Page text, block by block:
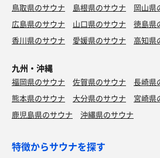
鳥取県のサウナ 島根県のサウナ
岡山県
広島県のサウナ
山口県のサウナ
徳島県
香川県のサウナ
愛媛県のサウナ 高知県
九州・沖縄
福岡県のサウナ 佐賀県のサウナ
長崎県
熊本県のサウナ
大分県のサウナ
宮崎県
鹿児島県のサウナ
沖縄県のサウナ
特徴からサウナを探す